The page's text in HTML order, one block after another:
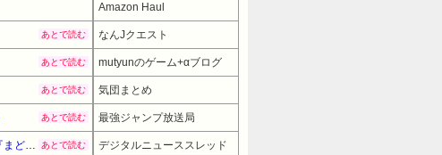
Amazon Haul
あとで読む なんJクエスト
あとで読む mutyunのゲーム+αブログ
あとで読む 気団まとめ
あとで読む 最強ジャンプ放送局
【驚愕】名作『まどマギ』が凄すぎるｗｗｗｗ原作がないオリジナルアニメでヒットした最後のアニメ『まどマギ』（2011）を最後にヒットなし…もしかして… あとで読む デジタルニューススレッド